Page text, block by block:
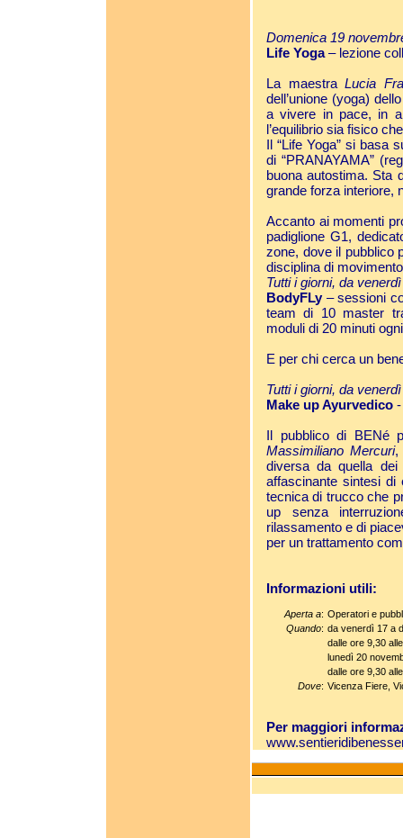
Domenica 19
Life Yoga– lezione
La maestraLucia
dell’unione (yoga)
a vivere in pace, in
l’equilibrio sia fisico
Il “Life Yoga” si basa
di “PRANAYAMA”
buona autostima. Sta
grande forza interiore,
Accanto ai momenti
padiglione G1,
zone, dove il pubblico
disciplina di
Tutti i giorni, da
BodyFLy– sessioni
team di 10 master
moduli di 20 minuti
E per chi cerca un
Tutti i giorni, da
Make up Ayurvedico
Il pubblico di BENé
Massimiliano Mercuri,
diversa da quella dei
affascinante sintesi
tecnica di trucco che
up senza
rilassamento e di
per un trattamento
Informazioni utili:
Aperta a: Operatori e
Quando: da venerdì 17 a
dalle ore 9,30
lunedì 20
dalle ore 9,30
Dove: Vicenza Fiere,
Per maggiori